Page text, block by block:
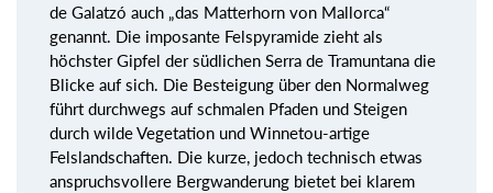
de Galatzó auch „das Matterhorn von Mallorca“
genannt. Die imposante Felspyramide zieht als
höchster Gipfel der südlichen Serra de Tramuntana die
Blicke auf sich. Die Besteigung über den Normalweg
führt durchwegs auf schmalen Pfaden und Steigen
durch wilde Vegetation und Winnetou-artige
Felslandschaften. Die kurze, jedoch technisch etwas
anspruchsvollere Bergwanderung bietet bei klarem